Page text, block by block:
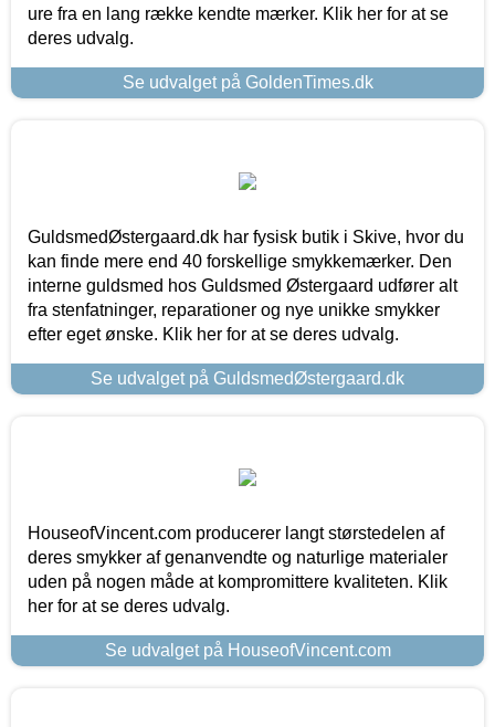
ure fra en lang række kendte mærker. Klik her for at se
deres udvalg.
Se udvalget på GoldenTimes.dk
GuldsmedØstergaard.dk har fysisk butik i Skive, hvor du
kan finde mere end 40 forskellige smykkemærker. Den
interne guldsmed hos Guldsmed Østergaard udfører alt
fra stenfatninger, reparationer og nye unikke smykker
efter eget ønske. Klik her for at se deres udvalg.
Se udvalget på GuldsmedØstergaard.dk
HouseofVincent.com producerer langt størstedelen af
deres smykker af genanvendte og naturlige materialer
uden på nogen måde at kompromittere kvaliteten. Klik
her for at se deres udvalg.
Se udvalget på HouseofVincent.com